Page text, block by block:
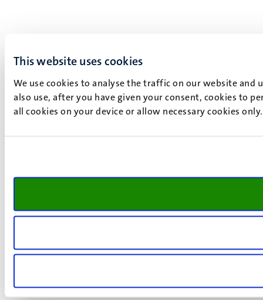
This website uses cookies
We use cookies to analyse the traffic on our website and
also use, after you have given your consent, cookies to
all cookies on your device or allow necessary cookies